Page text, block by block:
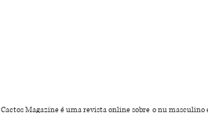
Cactos Magazine é uma revista online sobre o nu